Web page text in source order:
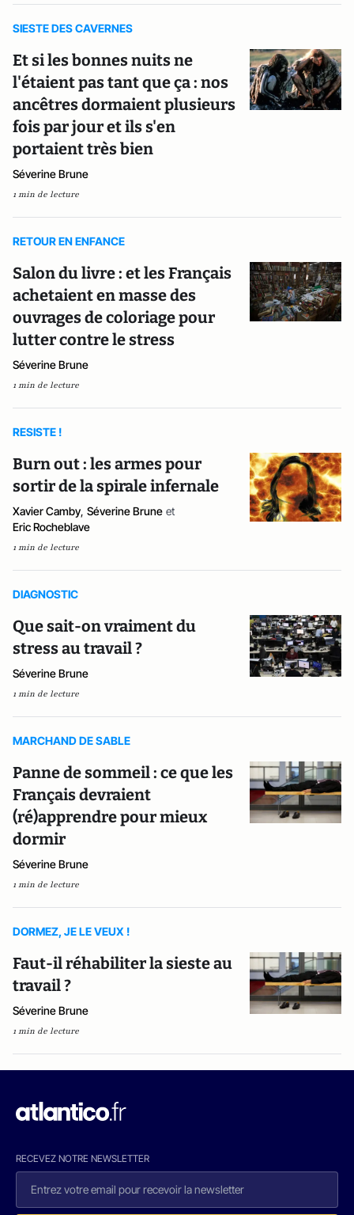
SIESTE DES CAVERNES
Et si les bonnes nuits ne
l'étaient pas tant que ça : nos
ancêtres dormaient plusieurs
fois par jour et ils s'en
portaient très bien
Séverine Brune
1 min de lecture
RETOUR EN ENFANCE
Salon du livre : et les Français
achetaient en masse des
ouvrages de coloriage pour
lutter contre le stress
Séverine Brune
1 min de lecture
RESISTE !
Burn out : les armes pour
sortir de la spirale infernale
Xavier Camby, Séverine Brune et
Eric Rocheblave
1 min de lecture
DIAGNOSTIC
Que sait-on vraiment du
stress au travail ?
Séverine Brune
1 min de lecture
MARCHAND DE SABLE
Panne de sommeil : ce que les
Français devraient
(ré)apprendre pour mieux
dormir
Séverine Brune
1 min de lecture
DORMEZ, JE LE VEUX !
Faut-il réhabiliter la sieste au
travail ?
Séverine Brune
1 min de lecture
RECEVEZ NOTRE NEWSLETTER